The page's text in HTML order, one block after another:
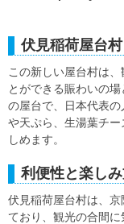
伏見稲荷屋台
この新しい屋台村は
とができる賑わいの
の屋台で、日本代表
や天ぷら、生湯葉チ
しめます。
利便性と楽し
伏見稲荷屋台村は、
ており、観光の合間